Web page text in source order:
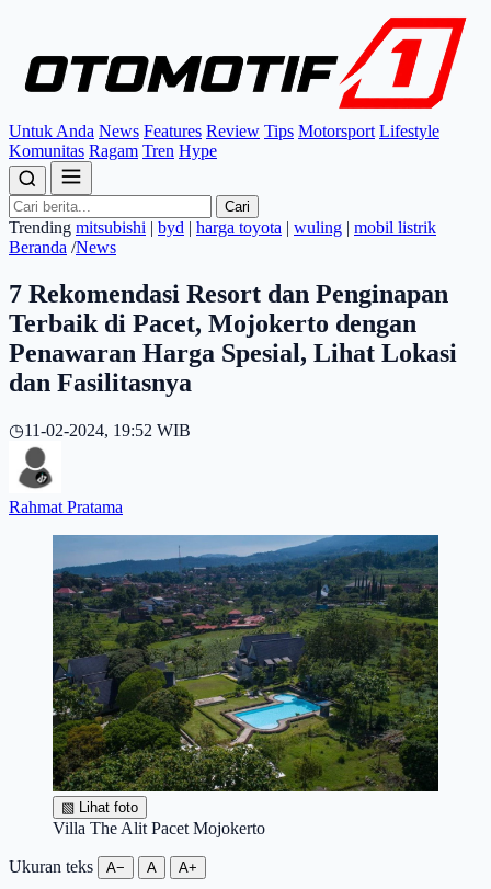
Untuk Anda News Features Review Tips Motorsport Lifestyle
Komunitas Ragam Tren Hype
Cari
Trending mitsubishi | byd | harga toyota | wuling | mobil listrik
Beranda /News
7 Rekomendasi Resort dan Penginapan
Terbaik di Pacet, Mojokerto dengan
Penawaran Harga Spesial, Lihat Lokasi
dan Fasilitasnya
◷11-02-2024, 19:52 WIB
Rahmat Pratama
▧ Lihat foto
Villa The Alit Pacet Mojokerto
Ukuran teks A− A A+